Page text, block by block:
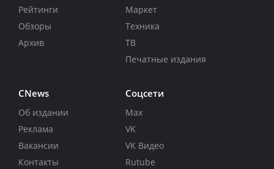
Рейтинги
Обзоры
Архив
Маркет
Техника
ТВ
Печатные издания
CNews
Об издании
Реклама
Вакансии
Контакты
Соцсети
Max
VK
VK Видео
Rutube